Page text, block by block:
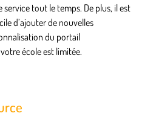
service tout le temps. De plus, il est
d’ajouter de nouvelles
du portail
école est limitée.